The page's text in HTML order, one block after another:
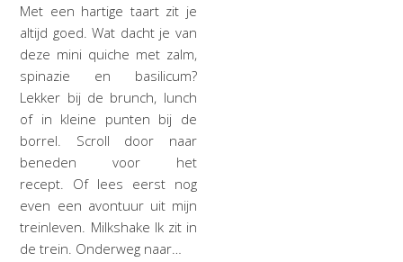
Met een hartige taart zit je
altijd goed. Wat dacht je van
deze mini quiche met zalm,
spinazie en basilicum?
Lekker bij de brunch, lunch
of in kleine punten bij de
borrel. Scroll door naar
beneden voor het
recept. Of lees eerst nog
even een avontuur uit mijn
treinleven. Milkshake Ik zit in
de trein. Onderweg naar…